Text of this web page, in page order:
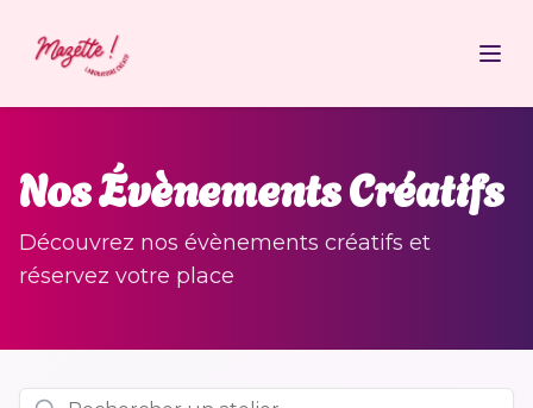
Nos Évènements Créatifs
Découvrez nos évènements créatifs et
réservez votre place